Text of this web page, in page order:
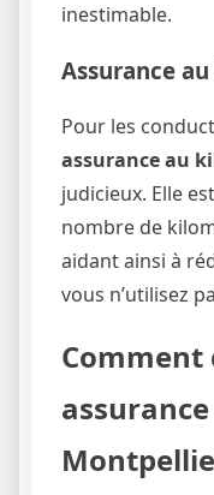
inestimable.
Assurance
Pour les
assurance au
judicieux. Elle
nombre de
aidant ainsi à
vous n’utilisez
assurance